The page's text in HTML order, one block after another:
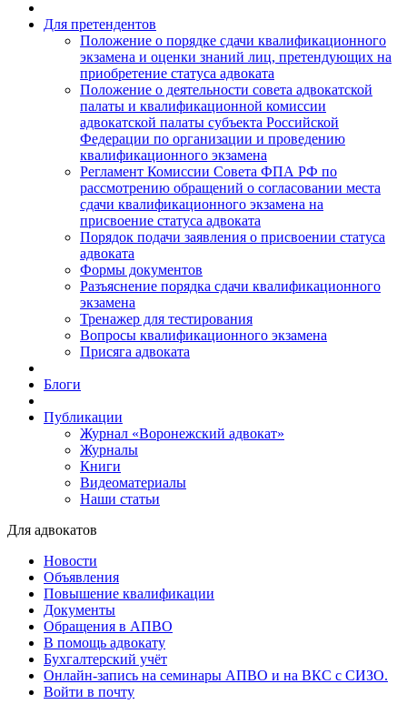
Для претендентов
Положение о порядке сдачи квалификационного
экзамена и оценки знаний лиц, претендующих на
приобретение статуса адвоката
Положение о деятельности совета адвокатской
палаты и квалификационной комиссии
адвокатской палаты субъекта Российской
Федерации по организации и проведению
квалификационного экзамена
Регламент Комиссии Совета ФПА РФ по
рассмотрению обращений о согласовании места
сдачи квалификационного экзамена на
присвоение статуса адвоката
Порядок подачи заявления о присвоении статуса
адвоката
Формы документов
Разъяснение порядка сдачи квалификационного
экзамена
Тренажер для тестирования
Вопросы квалификационного экзамена
Присяга адвоката
Блоги
Публикации
Журнал «Воронежский адвокат»
Журналы
Книги
Видеоматериалы
Наши статьи
Для адвокатов
Новости
Объявления
Повышение квалификации
Документы
Обращения в АПВО
В помощь адвокату
Бухгалтерский учёт
Онлайн-запись на семинары АПВО и на ВКС с СИЗО.
Войти в почту